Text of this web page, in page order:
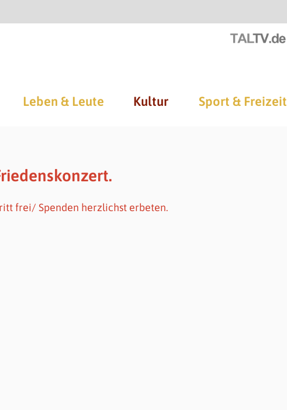
Leben & Leute Kultur Sport & Freizeit
frei/ Spenden herzlichst erbeten.